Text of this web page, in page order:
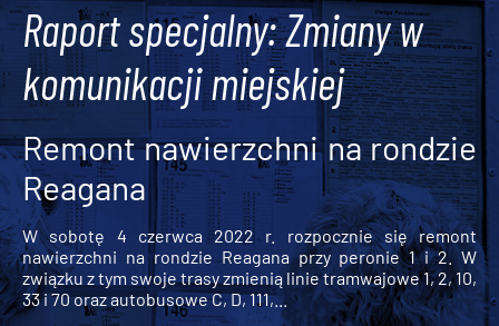
Raport specjalny: Zmiany w
komunikacji miejskiej
Remont nawierzchni na rondzie
Reagana
W sobotę 4 czerwca 2022 r. rozpocznie się remont
nawierzchni na rondzie Reagana przy peronie 1 i 2. W
związku z tym swoje trasy zmienią linie tramwajowe 1, 2, 10,
33 i 70 oraz autobusowe C, D, 111,...